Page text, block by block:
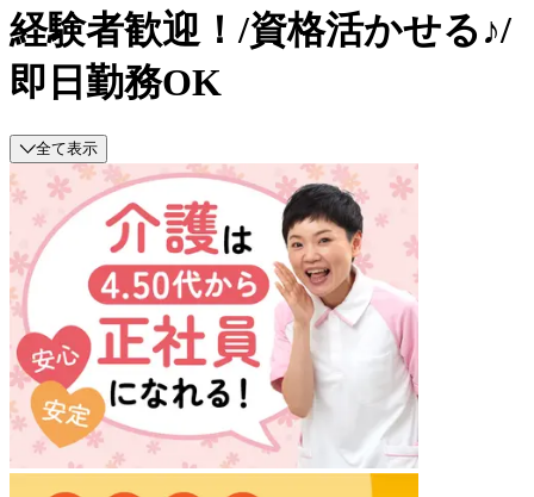
経験者歓迎！/資格活かせる♪/
即日勤務OK
全て表示